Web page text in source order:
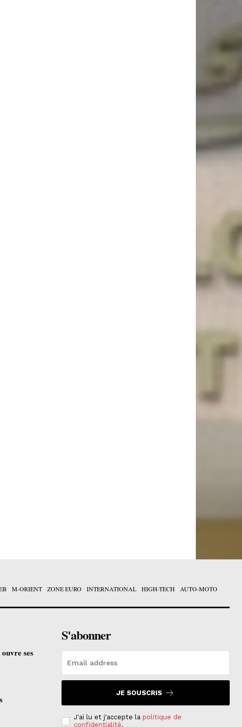
M-ORIENT ZONE EURO INTERNATIONAL HIGH-TECH AUTO-MOTO
ses
S'abonner
JE SOUSCRIS
J'ai lu et j'accepte la politique de
confidentialité.